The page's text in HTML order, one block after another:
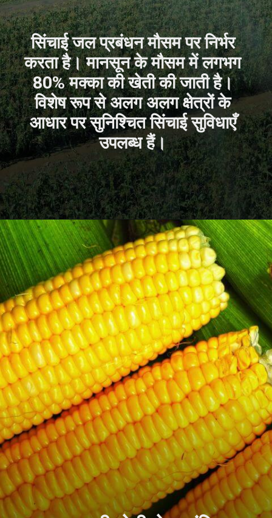
सिंचाई जल प्रबंधन मौसम पर निर्भर
करता है। मानसून के मौसम में लगभग
80% मक्का की खेती की जाती है।
विशेष रूप से अलग अलग क्षेत्रों के
आधार पर सुनिश्चित सिंचाई सुविधाएँ
उपलब्ध हैं।